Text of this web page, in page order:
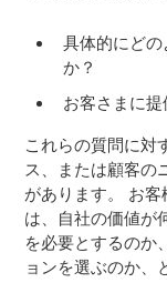
具体的にど
か？
お客さまに
これらの質問に対
ス、または顧客の
があります。 お客
は、自社の価値が
を必要とするのか
ョンを選ぶのか、